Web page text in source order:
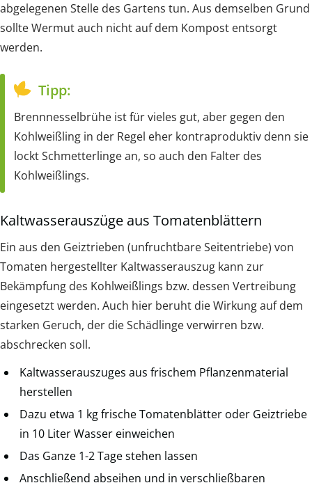
abgelegenen Stelle des Gartens tun. Aus demselben Grund
sollte Wermut auch nicht auf dem Kompost entsorgt
werden.
Tipp:
Brennnesselbrühe ist für vieles gut, aber gegen den
Kohlweißling in der Regel eher kontraproduktiv denn sie
lockt Schmetterlinge an, so auch den Falter des
Kohlweißlings.
Kaltwasserauszüge aus Tomatenblättern
Ein aus den Geiztrieben (unfruchtbare Seitentriebe) von
Tomaten hergestellter Kaltwasserauszug kann zur
Bekämpfung des Kohlweißlings bzw. dessen Vertreibung
eingesetzt werden. Auch hier beruht die Wirkung auf dem
starken Geruch, der die Schädlinge verwirren bzw.
abschrecken soll.
Kaltwasserauszuges aus frischem Pflanzenmaterial
herstellen
Dazu etwa 1 kg frische Tomatenblätter oder Geiztriebe
in 10 Liter Wasser einweichen
Das Ganze 1-2 Tage stehen lassen
Anschließend abseihen und in verschließbaren